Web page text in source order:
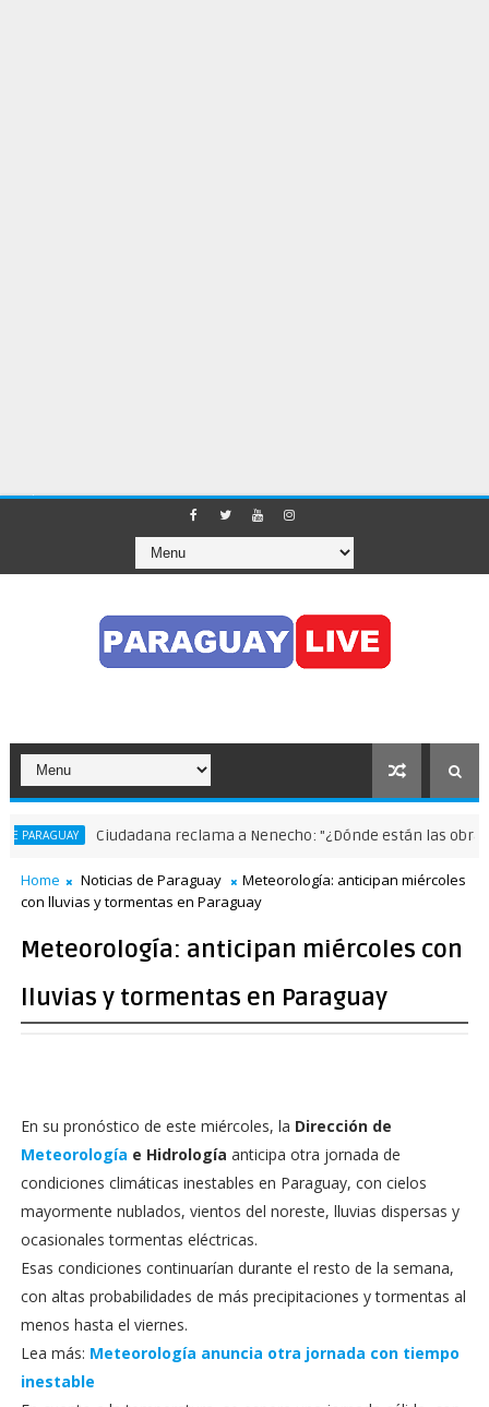
Ciudadana reclama a Nenecho: "¿Dónde están las obras
Home Noticias de Paraguay
Meteorología: anticipan miércoles
con lluvias y tormentas en Paraguay
Meteorología: anticipan miércoles con
lluvias y tormentas en Paraguay
En su pronóstico de este miércoles, la Dirección de
Meteorología e Hidrología anticipa otra jornada de
condiciones climáticas inestables en Paraguay, con cielos
mayormente nublados, vientos del noreste, lluvias dispersas y
ocasionales tormentas eléctricas.
Esas condiciones continuarían durante el resto de la semana,
con altas probabilidades de más precipitaciones y tormentas al
menos hasta el viernes.
Lea más: Meteorología anuncia otra jornada con tiempo
inestable